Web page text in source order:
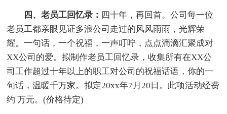
四、老员工回忆录： 四十年，再回首。公司每一位
老员工都亲眼见证多浪公司走过的风风雨雨，光辉荣
耀。一句话，一个祝福，一声叮咛，点点滴滴汇聚成对
XX公司的爱。拟制作老员工回忆录，收集所有在XX公
司工作超过十年以上的职工对公司的祝福话语，你的一
句话，温暖千万家。拟定20xx年7月20日。此项活动经费
约 万元。(价格待定)